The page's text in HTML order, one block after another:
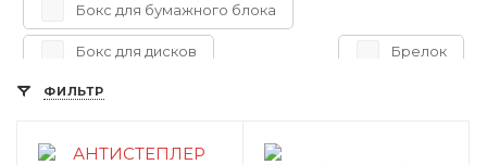
Бокс для бумажного блока
Бокс для дисков Брелок
Булавки офисные
ФИЛЬТР